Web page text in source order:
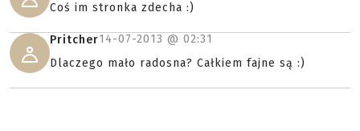
Coś im stronka zdecha :)
Pritcher14-07-2013 @ 02:31
Dlaczego mało radosna? Całkiem fajne są :)